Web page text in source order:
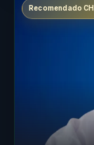
Recomendado